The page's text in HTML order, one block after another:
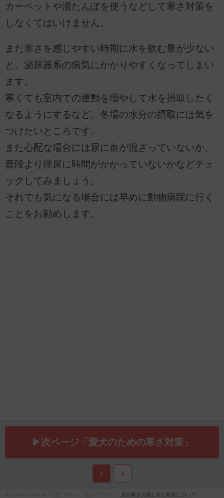
カーペットや湯たんぽを使うなどして寒さ対策を
しなくてはいけません。
また寒さを感じやすい時期に水を飲む量が少ない
と、泌尿器系の病気にかかりやすくなってしまい
ます。
寒くても室内での運動を増やして水を摂取したく
なるようにするなど、冬場の水分の摂取には気を
つけたいところです。
また心配な場合には尿に血が混ざっていないか、
普段より排尿に時間がかかっていないかなどチェ
ックしてみましょう。
それでも気になる場合には早めに動物病院に行く
ことをお勧めします。
▶次ページ「愛犬のための寒さ対策」
1 2
犬の寒さの感じ方と対策について